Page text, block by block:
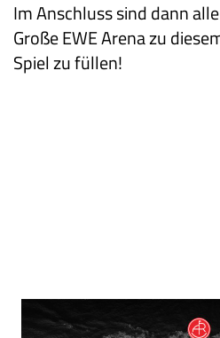
Im Anschluss sind dann
Große EWE Arena zu
Spiel zu füllen!